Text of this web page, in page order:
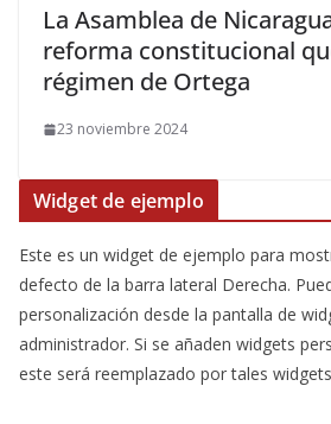
La Asamblea de
reforma constitucional
régimen de Ortega
23 noviembre 2024
Widget de ejemplo
Este es un widget de ejemplo para
defecto de la barra lateral Derecha.
personalización desde la pantalla de
administrador. Si se añaden widgets
este será reemplazado por tales